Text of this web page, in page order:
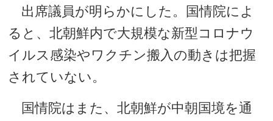
出席議員が明らかにした。国情院によ
ると、北朝鮮内で大規模な新型コロナウ
イルス感染やワクチン搬入の動きは把握
されていない。
国情院はまた、北朝鮮が中朝国境を通